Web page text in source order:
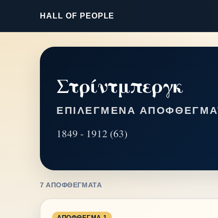
HALL OF PEOPLE
Στρίντμπεργκ
ΕΠΙΛΕΓΜΈΝΑ
1849 - 1912 (63)
7 ΑΠΟΦΘΈΓΜΑΤΑ